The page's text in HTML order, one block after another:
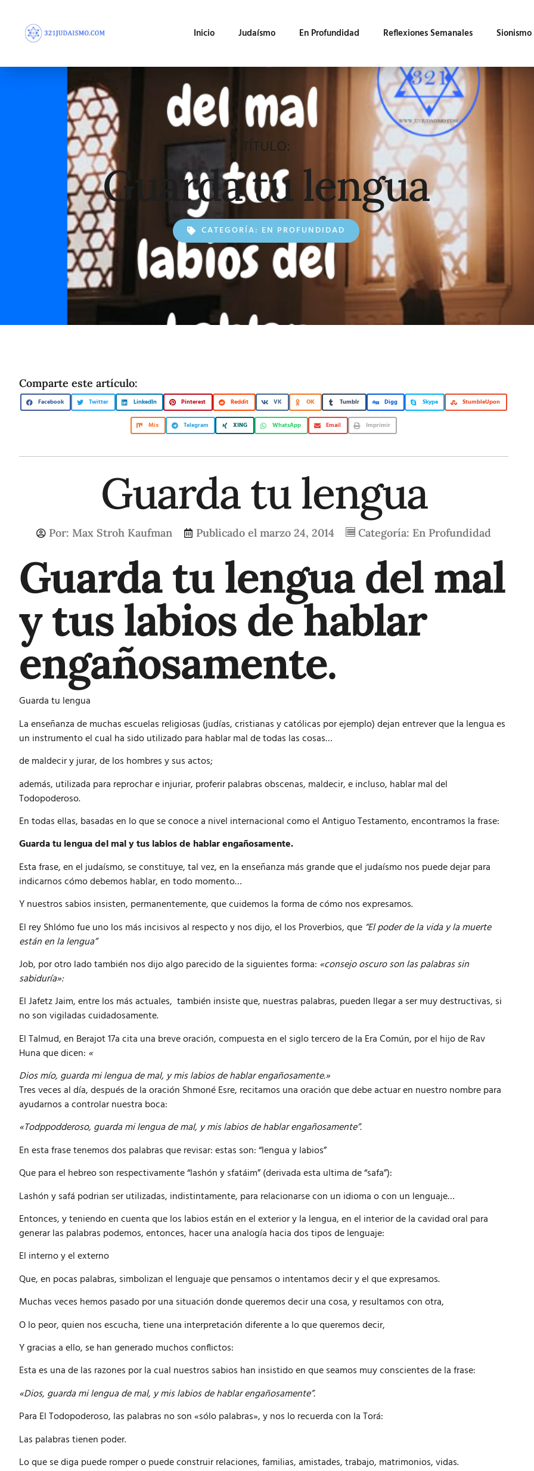
Inicio Judaísmo En Profundidad Reflexiones Semanales Sionismo
TÍTULO:
Guarda tu lengua
CATEGORÍA: EN PROFUNDIDAD
Comparte este artículo:
Facebook Twitter LinkedIn Pinterest Reddit VK OK Tumblr Digg Skype StumbleUpon
Mix Telegram XING WhatsApp Email Imprimir
Guarda tu lengua
Por: Max Stroh Kaufman Publicado el marzo 24, 2014 Categoría: En Profundidad
Guarda tu lengua del mal
y tus labios de hablar
engañosamente.
Guarda tu lengua
La enseñanza de muchas escuelas religiosas (judías, cristianas y católicas por ejemplo) dejan entrever que la lengua es
un instrumento el cual ha sido utilizado para hablar mal de todas las cosas…
de maldecir y jurar, de los hombres y sus actos;
además, utilizada para reprochar e injuriar, proferir palabras obscenas, maldecir, e incluso, hablar mal del
Todopoderoso.
En todas ellas, basadas en lo que se conoce a nivel internacional como el Antiguo Testamento, encontramos la frase:
Guarda tu lengua del mal y tus labios de hablar engañosamente.
Esta frase, en el judaísmo, se constituye, tal vez, en la enseñanza más grande que el judaísmo nos puede dejar para
indicarnos cómo debemos hablar, en todo momento…
Y nuestros sabios insisten, permanentemente, que cuidemos la forma de cómo nos expresamos.
El rey Shlómo fue uno los más incisivos al respecto y nos dijo, el los Proverbios, que “El poder de la vida y la muerte
están en la lengua”
Job, por otro lado también nos dijo algo parecido de la siguientes forma: «consejo oscuro son las palabras sin
sabiduría»:
El Jafetz Jaim, entre los más actuales, también insiste que, nuestras palabras, pueden llegar a ser muy destructivas, si
no son vigiladas cuidadosamente.
El Talmud, en Berajot 17a cita una breve oración, compuesta en el siglo tercero de la Era Común, por el hijo de Rav
Huna que dicen: «
Dios mío, guarda mi lengua de mal, y mis labios de hablar engañosamente.»
Tres veces al día, después de la oración Shmoné Esre, recitamos una oración que debe actuar en nuestro nombre para
ayudarnos a controlar nuestra boca:
«Todppodderoso, guarda mi lengua de mal, y mis labios de hablar engañosamente”.
En esta frase tenemos dos palabras que revisar: estas son: “lengua y labios”
Que para el hebreo son respectivamente “lashón y sfatáim” (derivada esta ultima de “safa”):
Lashón y safá podrian ser utilizadas, indistintamente, para relacionarse con un idioma o con un lenguaje…
Entonces, y teniendo en cuenta que los labios están en el exterior y la lengua, en el interior de la cavidad oral para
generar las palabras podemos, entonces, hacer una analogía hacia dos tipos de lenguaje:
El interno y el externo
Que, en pocas palabras, simbolizan el lenguaje que pensamos o intentamos decir y el que expresamos.
Muchas veces hemos pasado por una situación donde queremos decir una cosa, y resultamos con otra,
O lo peor, quien nos escucha, tiene una interpretación diferente a lo que queremos decir,
Y gracias a ello, se han generado muchos conflictos:
Esta es una de las razones por la cual nuestros sabios han insistido en que seamos muy conscientes de la frase:
«Dios, guarda mi lengua de mal, y mis labios de hablar engañosamente”.
Para El Todopoderoso, las palabras no son «sólo palabras», y nos lo recuerda con la Torá:
Las palabras tienen poder.
Lo que se diga puede romper o puede construir relaciones, familias, amistades, trabajo, matrimonios, vidas.